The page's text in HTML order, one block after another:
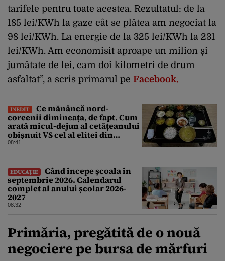
tarifele pentru toate acestea. Rezultatul: de la
185 lei/KWh la gaze cât se plătea am negociat la
98 lei/KWh. La energie de la 325 lei/KWh la 231
lei/KWh. Am economisit aproape un milion și
jumătate de lei, cam doi kilometri de drum
asfaltat”, a scris primarul pe Facebook.
INEDIT
Ce mănâncă nord-
coreenii dimineața, de fapt. Cum
arată micul-dejun al cetățeanului
obișnuit VS cel al elitei din
Phenian
08:41
EDUCAȚIE
Când începe școala în
septembrie 2026. Calendarul
complet al anului școlar 2026-
2027
08:32
Primăria, pregătită de o nouă
negociere pe bursa de mărfuri